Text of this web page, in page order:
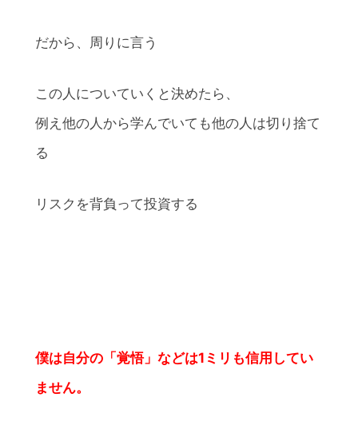
だから、周りに言う
この人についていくと決めたら、
例え他の人から学んでいても他の人は切り捨て
る
リスクを背負って投資する
僕は自分の「覚悟」などは1ミリも信用してい
ません。